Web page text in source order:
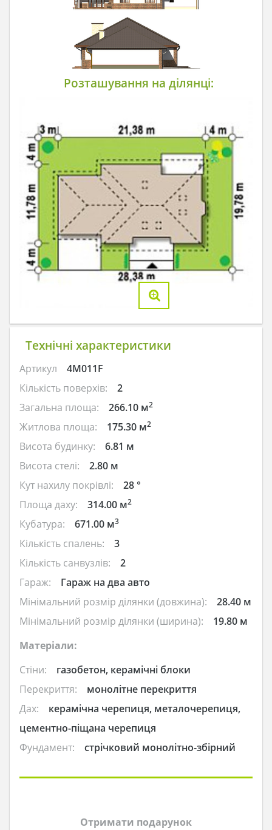
Розташування на ділянці:
Технічні характеристики
Артикул
4M011F
Кількість поверхів:
2
Загальна площа:
266.10 м2
Житлова площа: 175.30 м2
Висота будинку:
6.81 м
Висота стелі:
2.80 м
Кут нахилу покрівлі:
28 °
Площа даху:
314.00 м2
Кубатура: 671.00 м3
Кількість спалень:
3
Кількість санвузлів:
2
Гараж:
Гараж на два авто
Мінімальний розмір ділянки (довжина):
28.40 м
Мінімальний розмір ділянки (ширина):
19.80 м
Матеріали:
Стіни:
газобетон, керамічні блоки
Перекриття:
монолітне перекриття
Дах:
керамічна черепиця, металочерепиця,
цементно-піщана черепиця
Фундамент:
стрічковий монолітно-збірний
Отримати подарунок